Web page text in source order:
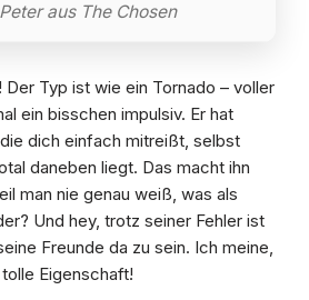
aus The Chosen
Der Typ ist wie ein Tornado – voller
ein bisschen impulsiv. Er hat
dich einfach mitreißt, selbst
daneben liegt. Das macht ihn
man nie genau weiß, was als
Und hey, trotz seiner Fehler ist
Freunde da zu sein. Ich meine,
Eigenschaft!